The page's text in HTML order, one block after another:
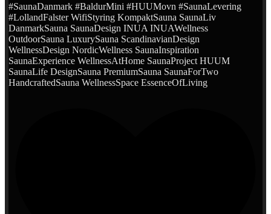
#SaunaDanmark #BaldurMini #HUUMovn #SaunaLevering
#LollandFalster WifiStyring KompaktSauna SaunaLiv
DanmarkSauna SaunaDesign INUA INUAWellness
OutdoorSauna LuxurySauna ScandinavianDesign
WellnessDesign NordicWellness SaunaInspiration
SaunaExperience WellnessAtHome SaunaProject HUUM
SaunaLife DesignSauna PremiumSauna SaunaForTwo
HandcraftedSauna WellnessSpace EssenceOfLiving